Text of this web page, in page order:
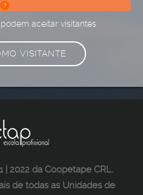
aceitar visitantes
VISITANTE
| 2022 da Coopetape CRL.
de todas as Unidades de